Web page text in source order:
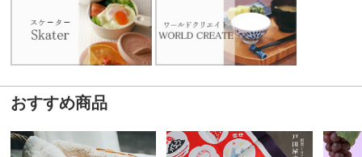
おすすめ商品